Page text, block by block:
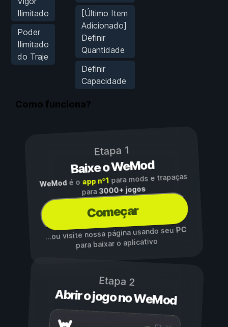
Ilimitado
Poder
Ilimitado
do Traje
[Último Item
Adicionado]
Definir
Quantidade
Definir
Capacidade
Como funciona?
Etapa 1
Baixe o WeMod
WeModé o app nº1para mods e trapaças
para3000+ jogos
Começar
...ou visite nossa página usando seuPC
para baixar o aplicativo
Etapa 2
Abrir o jogo no WeMod